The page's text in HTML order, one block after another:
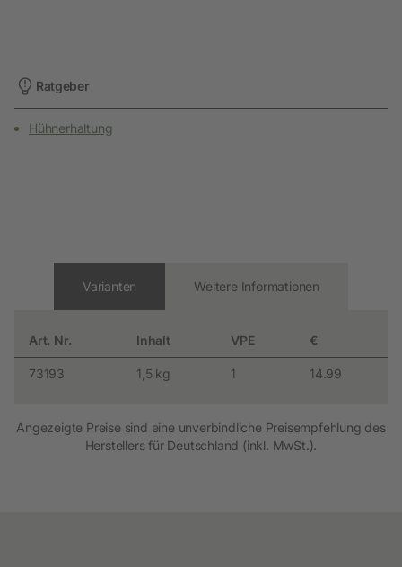
Ratgeber
Hühnerhaltung
Varianten
Art. Nr. Inhalt VPE €
73193 1,5 kg 1 14.99
Weitere Informationen
Angezeigte Preise sind eine unverbindliche Preisempfehlung des
Herstellers für Deutschland (inkl. MwSt.).